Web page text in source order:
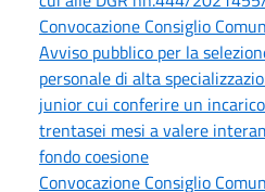
Convocazione Consiglio
Avviso pubblico per la
personale di alta
junior cui conferire un
trentasei mesi a valere
fondo coesione
Convocazione Consiglio